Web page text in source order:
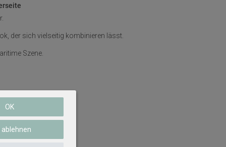
der sich vielseitig kombinieren lässt.
Szene.
OK
ablehnen